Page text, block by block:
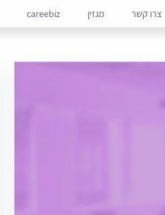
צרו קשר מגזין careebiz